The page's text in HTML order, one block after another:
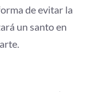
de evitar la
un santo en